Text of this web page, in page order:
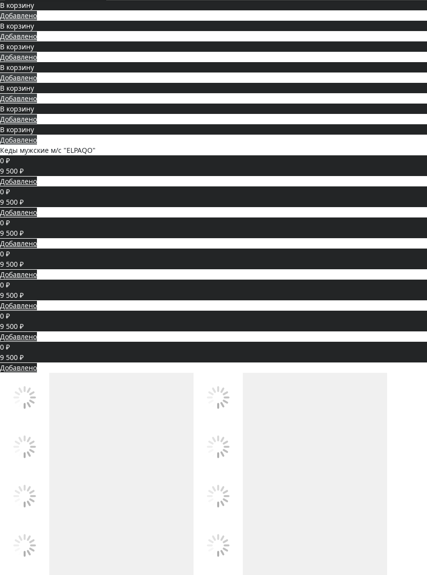
В корзину
Добавлено
В корзину
Добавлено
В корзину
Добавлено
В корзину
Добавлено
В корзину
Добавлено
В корзину
Добавлено
В корзину
Добавлено
Кеды мужские м/с "ELPAQO"
0 ₽
9 500 ₽
Добавлено
0 ₽
9 500 ₽
Добавлено
0 ₽
9 500 ₽
Добавлено
0 ₽
9 500 ₽
Добавлено
0 ₽
9 500 ₽
Добавлено
0 ₽
9 500 ₽
Добавлено
0 ₽
9 500 ₽
Добавлено